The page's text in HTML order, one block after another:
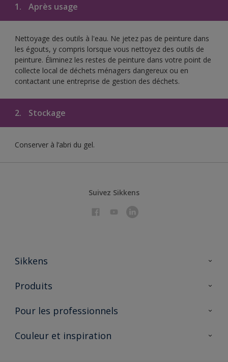
1. Après usage
Nettoyage des outils à l'eau. Ne jetez pas de peinture dans
les égouts, y compris lorsque vous nettoyez des outils de
peinture. Éliminez les restes de peinture dans votre point de
collecte local de déchets ménagers dangereux ou en
contactant une entreprise de gestion des déchets.
2. Stockage
Conserver à l’abri du gel.
Suivez Sikkens
Sikkens
À propos de Sikkens
Durabilité
Produits
Produits pour l’intérieur
Trouver un point de vente
Pour les professionnels
Partenaires Sikkens 🔗
Couleur et inspiration